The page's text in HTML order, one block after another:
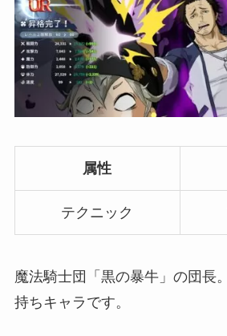
属性
テクニック
魔法騎士団「黒の暴牛」の団長
持ちキャラです。